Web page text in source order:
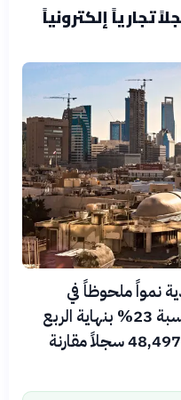
تسجل 48,497 سجلاً تجارياً إلكترونياً
نمواً ملحوظاً في
السجلات التجارية الإلكترونية بنسبة 23% بنهاية الربع
الثاني من عام 2026، لتصل إلى 48,497 سجلاً مقارنة